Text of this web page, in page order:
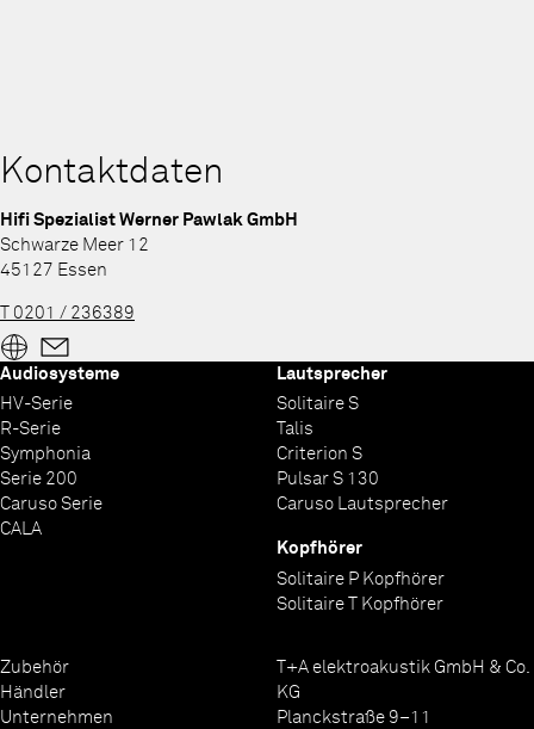
Kontaktdaten
Hifi Spezialist Werner Pawlak GmbH
Schwarze Meer 12
45127 Essen
T 0201 / 236389
Audiosysteme
HV-Serie
R-Serie
Symphonia
Serie 200
Caruso Serie
CALA
Lautsprecher
Solitaire S
Talis
Criterion S
Pulsar S 130
Caruso Lautsprecher
Kopfhörer
Solitaire P Kopfhörer
Solitaire T Kopfhörer
Zubehör
Händler
Unternehmen
T+A elektroakustik GmbH & Co.
KG
Planckstraße 9–11